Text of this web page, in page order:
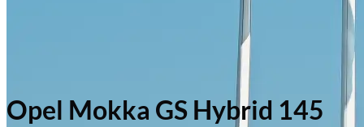
Opel Mokka GS Hybrid 145